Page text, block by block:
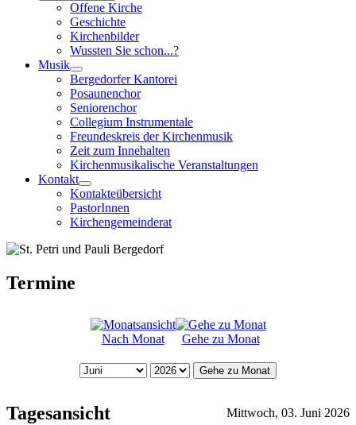
Offene Kirche
Geschichte
Kirchenbilder
Wussten Sie schon...?
Musik
Bergedorfer Kantorei
Posaunenchor
Seniorenchor
Collegium Instrumentale
Freundeskreis der Kirchenmusik
Zeit zum Innehalten
Kirchenmusikalische Veranstaltungen
Kontakt
Kontakteübersicht
PastorInnen
Kirchengemeinderat
Termine
Nach Monat Gehe zu Monat
Gehe zu Monat
Tagesansicht Mittwoch, 03. Juni 2026